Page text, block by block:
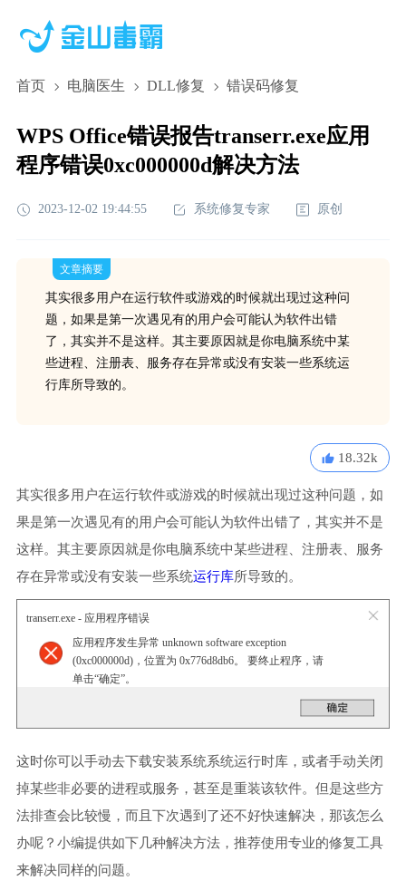
首页 电脑医生 DLL修复 错误码修复
WPS Office错误报告transerr.exe应用
程序错误0xc000000d解决方法
2023-12-02 19:44:55 系统修复专家 原创
文章摘要
其实很多用户在运行软件或游戏的时候就出现过这种问
题，如果是第一次遇见有的用户会可能认为软件出错
了，其实并不是这样。其主要原因就是你电脑系统中某
些进程、注册表、服务存在异常或没有安装一些系统运
行库所导致的。
18.32k
其实很多用户在运行软件或游戏的时候就出现过这种问题，如
果是第一次遇见有的用户会可能认为软件出错了，其实并不是
这样。其主要原因就是你电脑系统中某些进程、注册表、服务
存在异常或没有安装一些系统运行库所导致的。
transerr.exe - 应用程序错误
应用程序发生异常 unknown software exception
(0xc000000d)，位置为 0x776d8db6。 要终止程序，请
单击“确定”。
这时你可以手动去下载安装系统系统运行时库，或者手动关闭
掉某些非必要的进程或服务，甚至是重装该软件。但是这些方
法排查会比较慢，而且下次遇到了还不好快速解决，那该怎么
办呢？小编提供如下几种解决方法，推荐使用专业的修复工具
来解决同样的问题。